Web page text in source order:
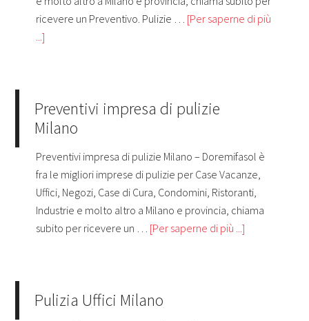
ricevere un Preventivo. Pulizie … [Per saperne di più
...]
Preventivi impresa di pulizie
Milano
Preventivi impresa di pulizie Milano – Doremifasol è
fra le migliori imprese di pulizie per Case Vacanze,
Uffici, Negozi, Case di Cura, Condomini, Ristoranti,
Industrie e molto altro a Milano e provincia, chiama
subito per ricevere un … [Per saperne di più ...]
Pulizia Uffici Milano